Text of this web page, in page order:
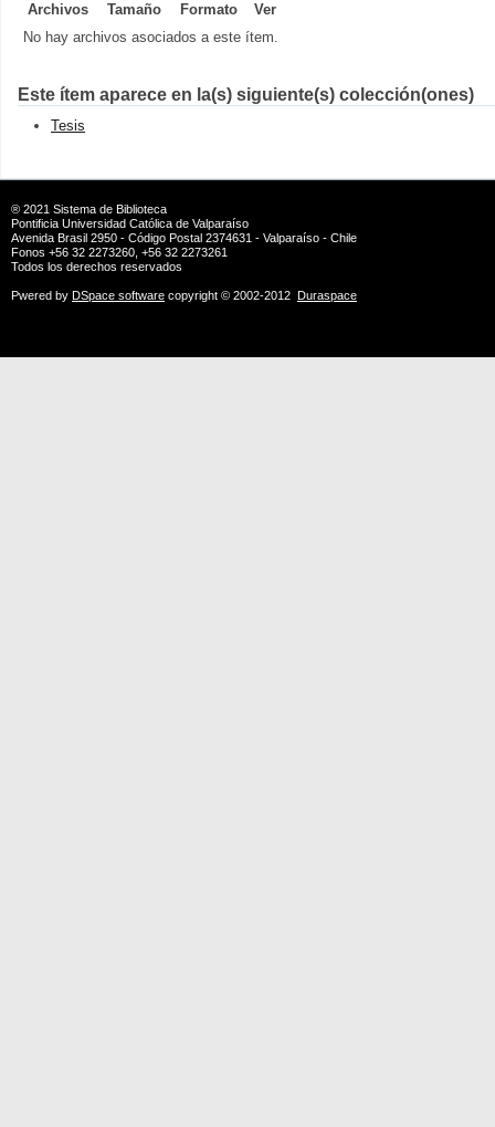
Archivos Tamaño Formato
Ver
No hay archivos asociados a este ítem.
Este ítem aparece en la(s) siguiente(s) colección(ones)
Tesis
® 2021 Sistema de Biblioteca
Pontificia Universidad Católica de Valparaíso
Avenida Brasil 2950 - Código Postal 2374631 - Valparaíso - Chile
Fonos +56 32 2273260, +56 32 2273261
Todos los derechos reservados
Pwered by DSpace software copyright © 2002-2012 Duraspace